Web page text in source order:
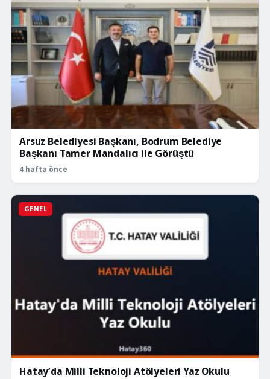
Arsuz Belediyesi Başkanı, Bodrum Belediye
Başkanı Tamer Mandalıcı ile Görüştü
4 hafta önce
GENEL
Hatay’da Milli Teknoloji Atölyeleri Yaz Okulu